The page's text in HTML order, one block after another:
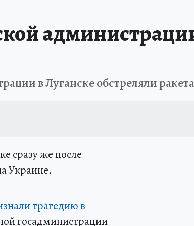
в Луганске обстреляли
сразу же после
Украине.
трагедию в
госадминистрации